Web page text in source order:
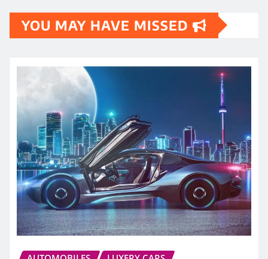
YOU MAY HAVE MISSED